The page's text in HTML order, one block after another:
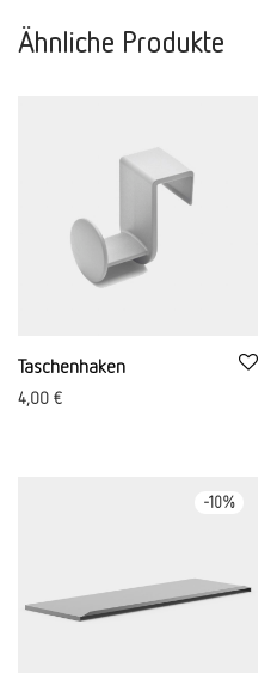
Ähnliche Produkte
Taschenhaken
4,00 €
-10%